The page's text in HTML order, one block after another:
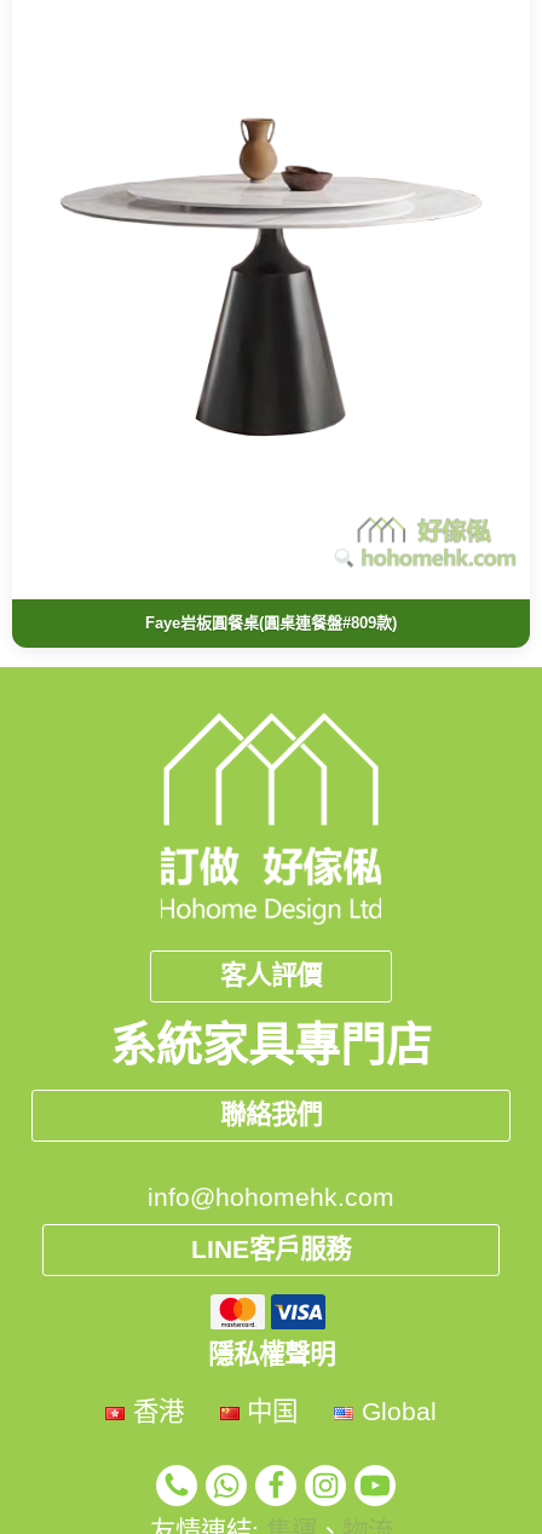
Faye岩板圓餐桌(圓桌連餐盤#809款)
客人評價
系統家具專門店
聯絡我們
info@hohomehk.com
LINE客戶服務
隱私權聲明
香港
中国 Global